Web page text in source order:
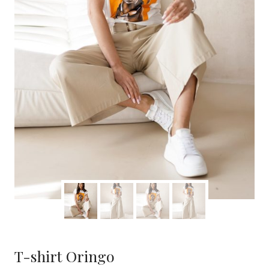
T-shirt Oringo